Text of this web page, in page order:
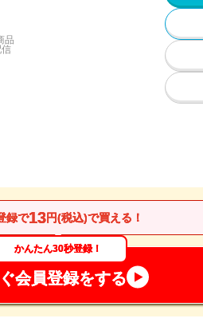
品
信
録で13円(税込)で買える！
かんたん30秒登録！
会員登録をする